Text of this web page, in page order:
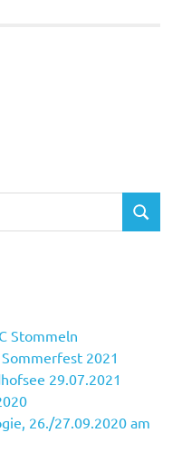
SUCHEN
Stommeln
2021
29.07.2021
26./27.09.2020 am